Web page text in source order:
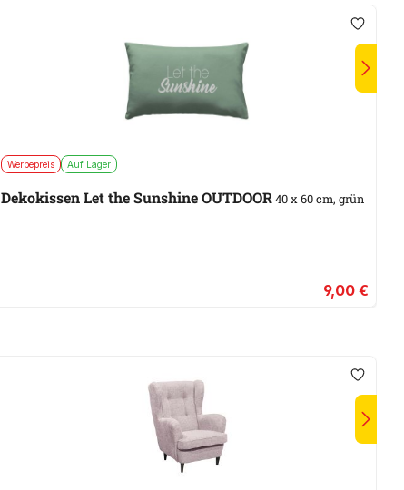
Werbepreis Auf Lager
Dekokissen Let the Sunshine OUTDOOR40 x 60 cm, grün
9,00 €